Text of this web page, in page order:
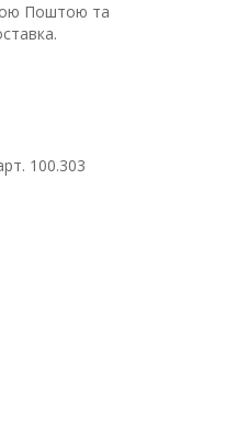
Поштою та
100.303